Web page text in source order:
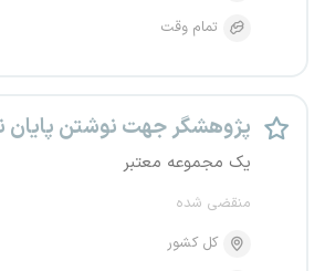
تمام وقت
پژوهشگر جهت نوشتن پایان
یک مجموعه معتبر
منقضی شده
کل کشور